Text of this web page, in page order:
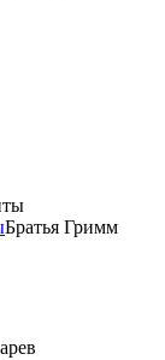
Братья Гримм